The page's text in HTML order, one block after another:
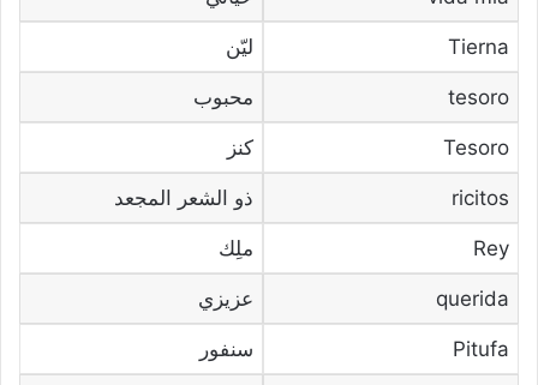
Tierna ليّن
tesoro محبوب
Tesoro كنز
ricitos ذو الشعر المجعد
Rey ملِك
querida عزيزي
Pitufa سنفور